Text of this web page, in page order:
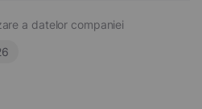
a datelor companiei